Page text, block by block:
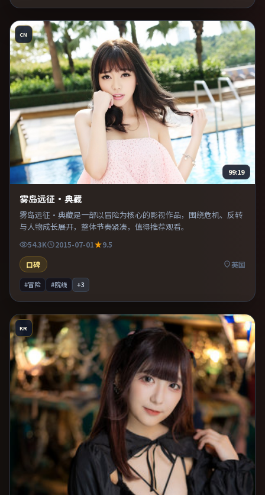
CN
99:19
雾岛远征·典藏
雾岛远征·典藏是一部以冒险为核心的影视作品，围绕危机、反转
与人物成长展开，整体节奏紧凑，值得推荐观看。
54.3K 2015-07-01
9.5
口碑
英国
#冒险 #院线 +3
KR